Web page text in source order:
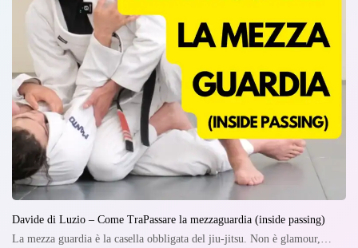
Davide di Luzio – Come TraPassare la mezzaguardia (inside passing)
La mezza guardia è la casella obbligata del jiu-jitsu. Non è glamour,…